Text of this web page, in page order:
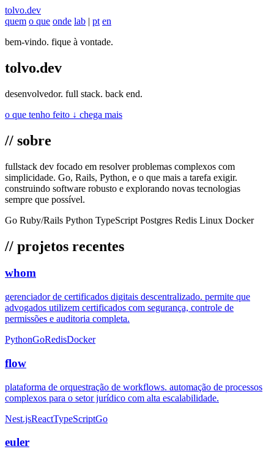
tolvo.dev
quem o que onde lab | pt en
bem-vindo. fique à vontade.
tolvo.dev
desenvolvedor. full stack. back end.
o que tenho feito ↓ chega mais
// sobre
fullstack dev focado em resolver problemas complexos com
simplicidade. Go, Rails, Python, e o que mais a tarefa exigir.
construindo software robusto e explorando novas tecnologias
sempre que possível.
Go Ruby/Rails Python TypeScript Postgres Redis Linux Docker
// projetos recentes
whom
gerenciador de certificados digitais descentralizado. permite que
advogados utilizem certificados com segurança, controle de
permissões e auditoria completa.
PythonGoRedisDocker
flow
plataforma de orquestração de workflows. automação de processos
complexos para o setor jurídico com alta escalabilidade.
Nest.jsReactTypeScriptGo
euler